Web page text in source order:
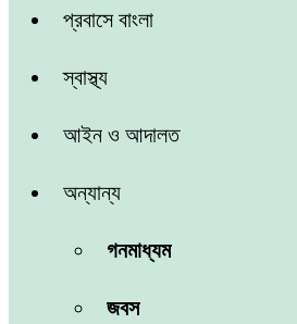
প্রবাসে বাংলা
স্বাস্থ্য
আইন ও আদালত
অন্যান্য
গনমাধ্যম
জবস